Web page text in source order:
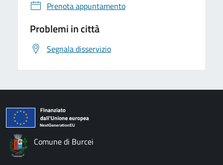
Prenota appuntamento
Problemi in città
Segnala disservizio
Comune di Burcei